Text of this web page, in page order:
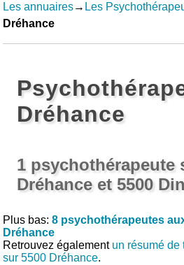
Les annuaires→ Les
Dréhance
Dréhance
1 psychothérapeute
Dréhance et 5500
Plus bas:8 psychothérapeutes
Dréhance
Retrouvez également un résumé
sur 5500 Dréhance.